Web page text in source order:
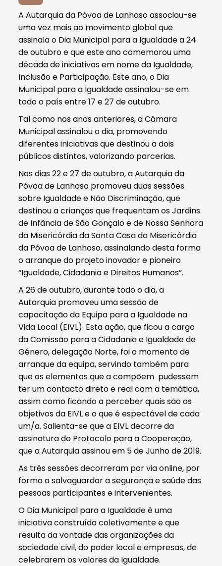
A Autarquia da Póvoa de Lanhoso associou-se
uma vez mais ao movimento global que
assinala o Dia Municipal para a Igualdade a 24
de outubro e que este ano comemorou uma
década de iniciativas em nome da Igualdade,
Inclusão e Participação. Este ano, o Dia
Municipal para a Igualdade assinalou-se em
todo o país entre 17 e 27 de outubro.
Tal como nos anos anteriores, a Câmara
Municipal assinalou o dia, promovendo
diferentes iniciativas que destinou a dois
públicos distintos, valorizando parcerias.
Nos dias 22 e 27 de outubro, a Autarquia da
Póvoa de Lanhoso promoveu duas sessões
sobre Igualdade e Não Discriminação, que
destinou a crianças que frequentam os Jardins
de Infância de São Gonçalo e de Nossa Senhora
da Misericórdia da Santa Casa da Misericórdia
da Póvoa de Lanhoso, assinalando desta forma
o arranque do projeto inovador e pioneiro
“Igualdade, Cidadania e Direitos Humanos”.
A 26 de outubro, durante todo o dia, a
Autarquia promoveu uma sessão de
capacitação da Equipa para a Igualdade na
Vida Local (EIVL). Esta ação, que ficou a cargo
da Comissão para a Cidadania e Igualdade de
Género, delegação Norte, foi o momento de
arranque da equipa, servindo também para
que os elementos que a compõem pudessem
ter um contacto direto e real com a temática,
assim como ficando a perceber quais são os
objetivos da EIVL e o que é espectável de cada
um/a. Salienta-se que a EIVL decorre da
assinatura do Protocolo para a Cooperação,
que a Autarquia assinou em 5 de Junho de 2019.
As três sessões decorreram por via online, por
forma a salvaguardar a segurança e saúde das
pessoas participantes e intervenientes.
O Dia Municipal para a Igualdade é uma
iniciativa construída coletivamente e que
resulta da vontade das organizações da
sociedade civil, do poder local e empresas, de
celebrarem os valores da Igualdade.